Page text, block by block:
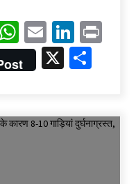
WhatsApp
Email
X